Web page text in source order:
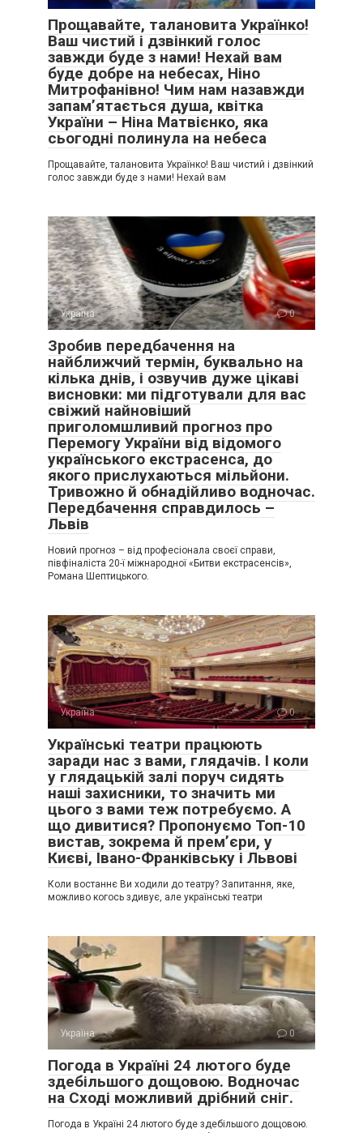
Прощавайте, талановита Українко!
Ваш чистий і дзвінкий голос
завжди буде з нами! Нехай вам
буде добре на небесах, Ніно
Митрофанівно! Чим нам назавжди
запам’ятається душа, квітка
України – Ніна Матвієнко, яка
сьогодні полинула на небеса
Прощавайте, талановита Українко! Ваш чистий і дзвінкий
голос завжди буде з нами! Нехай вам
Україна 0
Зробив передбачення на
найближчий термін, буквально на
кілька днів, і озвучив дуже цікаві
висновки: ми підготували для вас
свіжий найновіший
приголомшливий прогноз про
Перемогу України від відомого
українського екстрасенса, до
якого прислухаються мільйони.
Тривожно й обнадійливо водночас.
Передбачення справдилось –
Львів
Новий прогноз – від професіонала своєї справи,
півфіналіста 20-ї міжнародної «Битви екстрасенсів»,
Романа Шептицького.
Україна 0
Українські театри працюють
заради нас з вами, глядачів. І коли
у глядацькій залі поруч сидять
наші захисники, то значить ми
цього з вами теж потребуємо. А
що дивитися? Пропонуємо Топ-10
вистав, зокрема й прем’єри, у
Києві, Івано-Франківську і Львові
Коли востаннє Ви ходили до театру? Запитання, яке,
можливо когось здивує, але українські театри
Україна 0
Погода в Україні 24 лютого буде
здебільшого дощовою. Водночас
на Сході можливий дрібний сніг.
Погода в Україні 24 лютого буде здебільшого дощовою.